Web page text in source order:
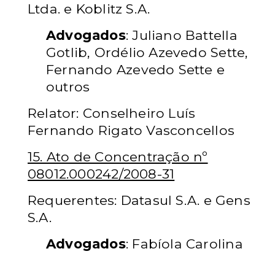
Ltda. e Koblitz S.A.
Advogados: Juliano Battella
Gotlib, Ordélio Azevedo Sette,
Fernando Azevedo Sette e
outros
Relator: Conselheiro Luís
Fernando Rigato Vasconcellos
15. Ato de Concentração nº
08012.000242/2008-31
Requerentes: Datasul S.A. e Gens
S.A.
Advogados: Fabíola Carolina